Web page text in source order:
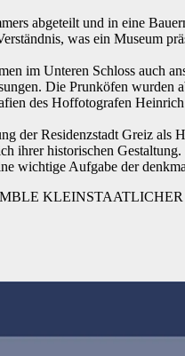
abgeteilt und in eine
was ein Museum
im Unteren Schloss auch
Die Prunköfen wurden
des Hoffotografen
der Residenzstadt Greiz als
ihrer historischen Gestaltung.
wichtige Aufgabe der